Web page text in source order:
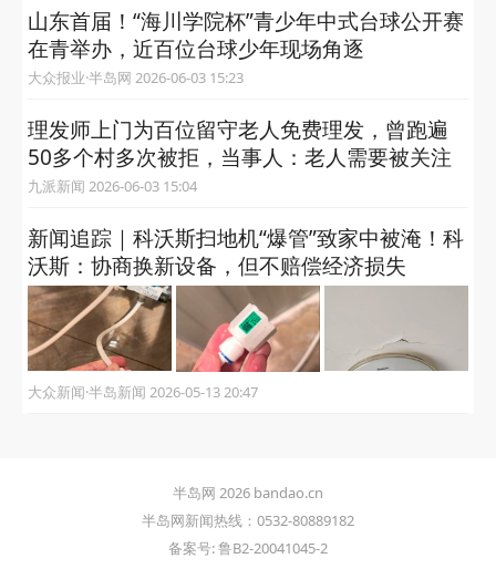
新闻追踪丨惊涛骇浪中救人，火遍全网的青岛
三勇士获评见义勇为
半岛客户端 2026-07-14 15:18
新闻追踪｜点赞！浪尖接力救
起落海少年的他们，获评见义
勇为
大众新闻·半岛新闻 2026-07-10 14:09
新闻追踪 | 高考学子父亲住进ICU，“最美大
夏日送清凉 助考献爱心——新华保险青岛分公
司致敬护航高考专线司机
大众报业·半岛网 2026-06-08 13:24